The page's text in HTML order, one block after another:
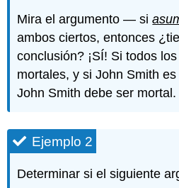
Mira el argumento — si
ambos ciertos, entonces
conclusión? ¡SÍ! Si todos
mortales, y si John Smith
John Smith debe ser
Ejemplo 2
Determinar si el siguiente